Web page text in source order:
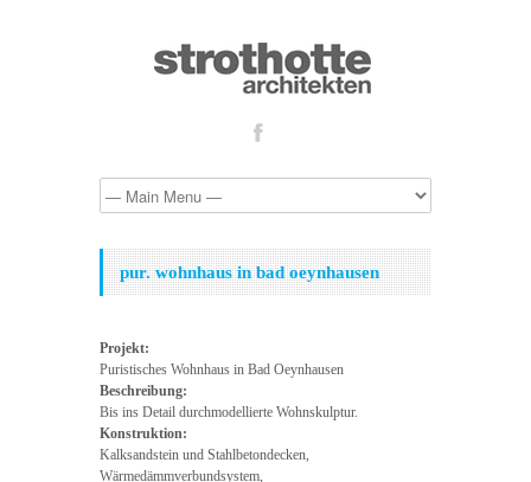
pur. wohnhaus in bad oeynhausen
Projekt:
Puristisches Wohnhaus in Bad Oeynhausen
Beschreibung:
Bis ins Detail durchmodellierte Wohnskulptur.
Konstruktion:
Kalksandstein und Stahlbetondecken,
Wärmedämmverbundsystem,